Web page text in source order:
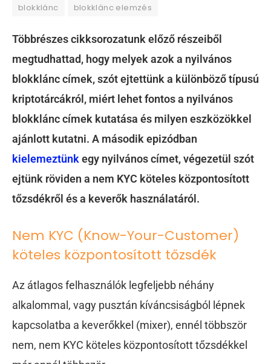
blokklánc blokklánc elemzés
Többrészes cikksorozatunk előző részeiből
megtudhattad, hogy melyek azok a nyilvános
blokklánc címek, szót ejtettünk a különböző típusú
kriptotárcákról, miért lehet fontos a nyilvános
blokklánc címek kutatása és milyen eszközökkel
ajánlott kutatni. A második epizódban
kielemeztünk egy nyilvános címet, végezetül szót
ejtünk röviden a nem KYC köteles központosított
tőzsdékről és a keverők használatáról.
Nem KYC (Know-Your-Customer)
köteles központosított tőzsdék
Az átlagos felhasználók legfeljebb néhány
alkalommal, vagy pusztán kíváncsiságból lépnek
kapcsolatba a keverőkkel (mixer), ennél többször
nem, nem KYC köteles központosított tőzsdékkel